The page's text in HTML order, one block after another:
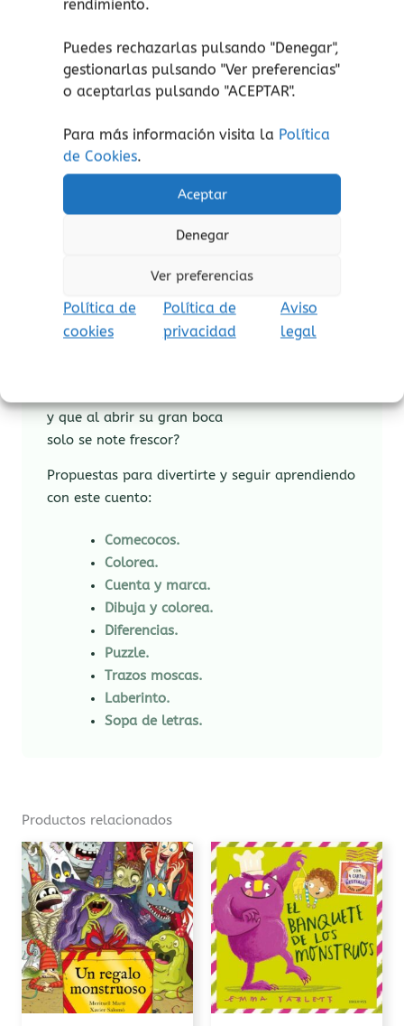
rendimiento.
Puedes rechazarlas pulsando "Denegar",
gestionarlas pulsando "Ver preferencias"
o aceptarlas pulsando "ACEPTAR".
Para más información visita la Política
de Cookies.
Aceptar
Denegar
Ver preferencias
Política de
cookies
Política de
privacidad
Aviso
legal
el problema es que su aliento
desprendía mal olor.
Era horrible, era asqueroso,
entre dientes susurraban:
Pero el tamaño de Boris
les tenía muy asustados
y nadie quería decirle
Elefantes, cocodrilos,
Hasta la hormiga Beatriz,
No podían evitarlo,
y que al abrir su gran boca
solo se note frescor?
Propuestas para divertirte y seguir aprendiendo
con este cuento:
Comecocos.
Colorea.
Cuenta y marca.
Dibuja y colorea.
Diferencias.
Puzzle.
Trazos moscas.
Laberinto.
Sopa de letras.
Productos relacionados